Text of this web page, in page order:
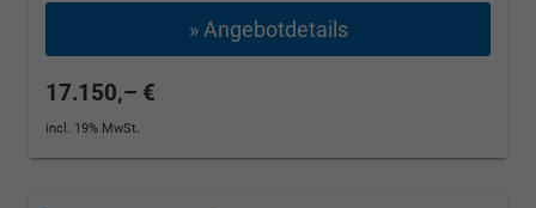
» Angebotdetails
17.150,– €
incl. 19% MwSt.